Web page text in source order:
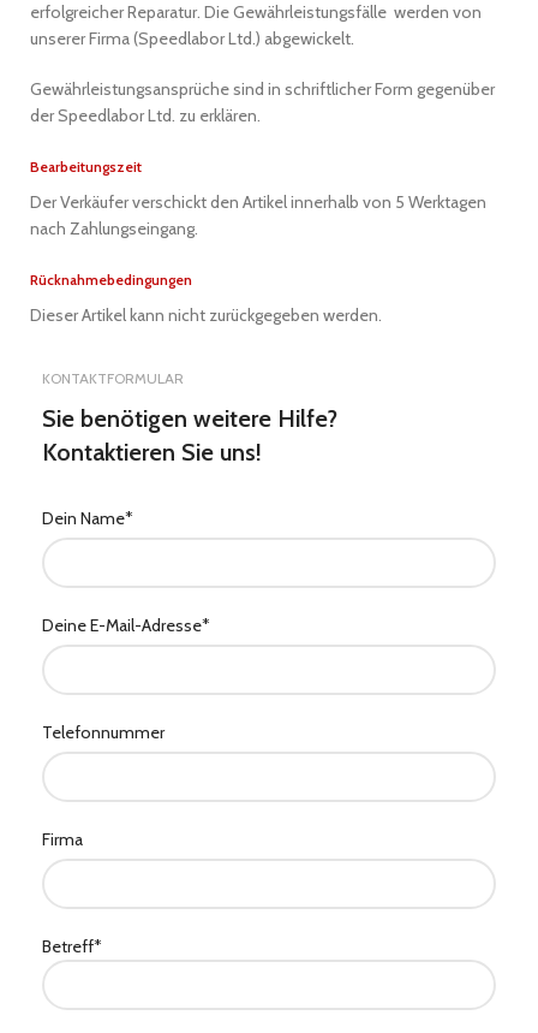
erfolgreicher Reparatur. Die Gewährleistungsfälle werden von
unserer Firma (Speedlabor Ltd.) abgewickelt.
Gewährleistungsansprüche sind in schriftlicher Form gegenüber
der Speedlabor Ltd. zu erklären.
Bearbeitungszeit
Der Verkäufer verschickt den Artikel innerhalb von 5 Werktagen
nach Zahlungseingang.
Rücknahmebedingungen
Dieser Artikel kann nicht zurückgegeben werden.
KONTAKTFORMULAR
Sie benötigen weitere Hilfe?
Kontaktieren Sie uns!
Dein Name*
Deine E-Mail-Adresse*
Telefonnummer
Firma
Betreff*